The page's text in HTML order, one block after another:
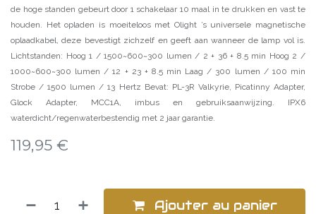
de hoge standen gebeurt door 1 schakelaar 10 maal in te drukken en vast te
houden. Het opladen is moeiteloos met Olight ’s universele magnetische
oplaadkabel, deze bevestigt zichzelf en geeft aan wanneer de lamp vol is.
Lichtstanden: Hoog 1 / 1500~600~300 lumen / 2 + 36 + 8.5 min Hoog 2 /
1000~600~300 lumen / 12 + 23 + 8.5 min Laag / 300 lumen / 100 min
Strobe / 1500 lumen / 13 Hertz Bevat: PL-3R Valkyrie, Picatinny Adapter,
Glock Adapter, MCC1A, imbus en gebruiksaanwijzing. IPX6
waterdicht/regenwaterbestendig met 2 jaar garantie.
119,95 €
Ajouter au panier